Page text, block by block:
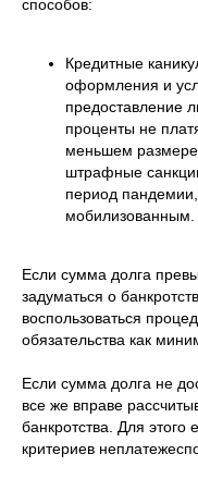
способов:
Кредитные
оформления и
предоставление
проценты не
меньшем
штрафные
период
мобилизованным.
Если сумма долга
задуматься о
воспользоваться
обязательства как
Если сумма долга не
все же вправе
банкротства. Для этого
критериев